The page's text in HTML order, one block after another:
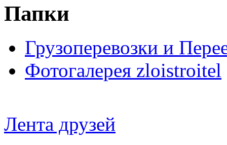
Папки
Грузоперевозки и
Фотогалерея zloistroitel
Лента друзей